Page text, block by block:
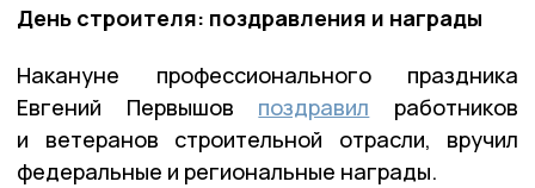
День строителя: поздравления и награды
Накануне профессионального праздника
Евгений Первышов поздравил работников
и ветеранов строительной отрасли, вручил
федеральные и региональные награды.